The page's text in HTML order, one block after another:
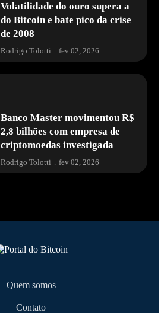
Volatilidade do ouro supera a
do Bitcoin e bate pico da crise
de 2008
Rodrigo Tolotti . fev 02, 2026
Banco Master movimentou R$
2,8 bilhões com empresa de
criptomoedas investigada
Rodrigo Tolotti fev 02, 2026
Quem somos
Contato